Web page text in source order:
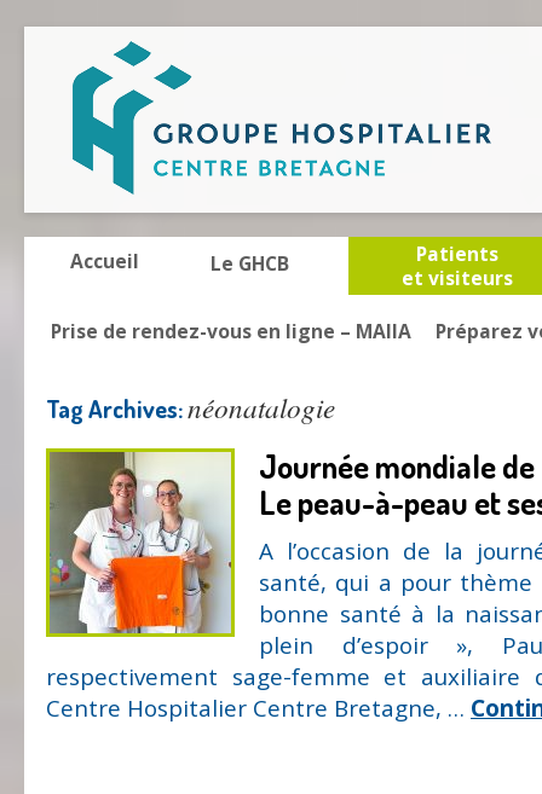
Accueil Le GHCB
Patients
et visiteurs
Prise de rendez-vous en ligne – MAIIA
Préparez
Tag Archives:néonatalogie
Journée mondiale
Le peau-à-peau et
A l’occasion de la
santé, qui a pour
bonne santé à la
plein d’espoir »,
respectivement sage-femme et auxiliaire
Centre Hospitalier Centre Bretagne, …